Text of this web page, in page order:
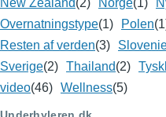
New Zealand(2) Norge(1)
Overnatningstype(1) Polen
Resten af verden(3)
Sverige(2) Thailand(2)
video(46) Wellness(5)